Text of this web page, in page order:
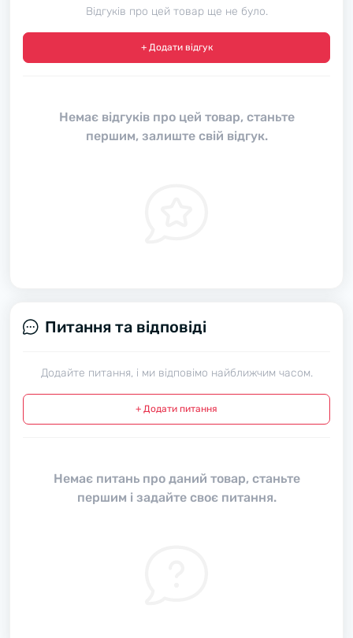
Відгуків про цей товар ще не було.
+ Додати відгук
Немає відгуків про цей товар, станьте
першим, залиште свій відгук.
Питання та відповіді
Додайте питання, і ми відповімо найближчим часом.
+ Додати питання
Немає питань про даний товар, станьте
першим і задайте своє питання.